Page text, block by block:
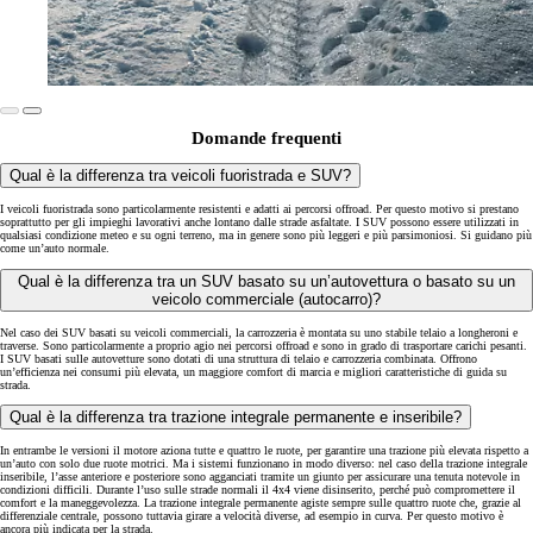
Domande frequenti
Qual è la differenza tra veicoli fuoristrada e SUV?
I veicoli fuoristrada sono particolarmente resistenti e adatti ai percorsi offroad. Per questo motivo si prestano
soprattutto per gli impieghi lavorativi anche lontano dalle strade asfaltate. I SUV possono essere utilizzati in
qualsiasi condizione meteo e su ogni terreno, ma in genere sono più leggeri e più parsimoniosi. Si guidano più
come un’auto normale.
Qual è la differenza tra un SUV basato su un’autovettura o basato su un
veicolo commerciale (autocarro)?
Nel caso dei SUV basati su veicoli commerciali, la carrozzeria è montata su uno stabile telaio a longheroni e
traverse. Sono particolarmente a proprio agio nei percorsi offroad e sono in grado di trasportare carichi pesanti.
I SUV basati sulle autovetture sono dotati di una struttura di telaio e carrozzeria combinata. Offrono
un’efficienza nei consumi più elevata, un maggiore comfort di marcia e migliori caratteristiche di guida su
strada.
Qual è la differenza tra trazione integrale permanente e inseribile?
In entrambe le versioni il motore aziona tutte e quattro le ruote, per garantire una trazione più elevata rispetto a
un’auto con solo due ruote motrici. Ma i sistemi funzionano in modo diverso: nel caso della trazione integrale
inseribile, l’asse anteriore e posteriore sono agganciati tramite un giunto per assicurare una tenuta notevole in
condizioni difficili. Durante l’uso sulle strade normali il 4x4 viene disinserito, perché può compromettere il
comfort e la maneggevolezza. La trazione integrale permanente agiste sempre sulle quattro ruote che, grazie al
differenziale centrale, possono tuttavia girare a velocità diverse, ad esempio in curva. Per questo motivo è
ancora più indicata per la strada.